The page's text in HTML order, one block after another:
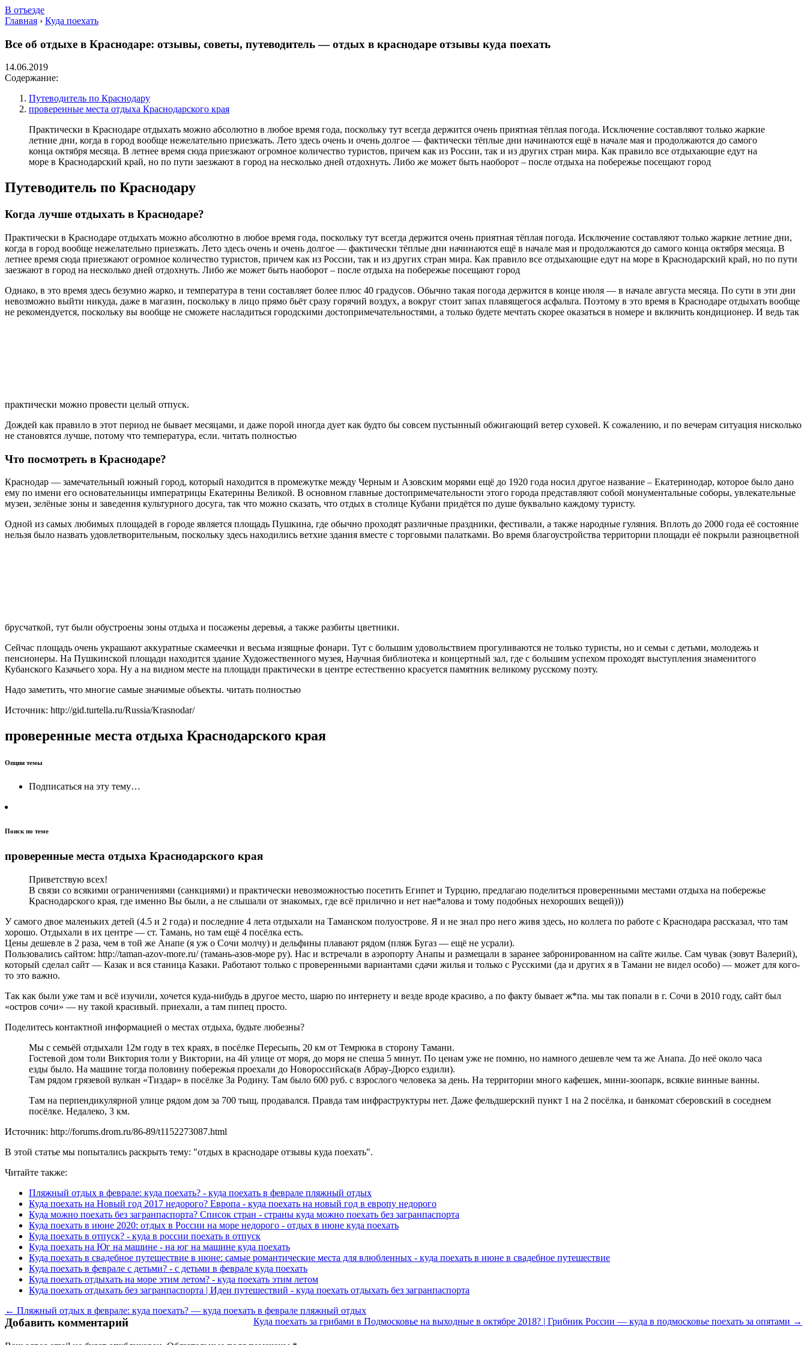
В отъезде
Главная › Куда поехать
Все об отдыхе в Краснодаре: отзывы, советы, путеводитель — отдых в краснодаре отзывы куда поехать
14.06.2019
Содержание:
Путеводитель по Краснодару
проверенные места отдыха Краснодарского края
Практически в Краснодаре отдыхать можно абсолютно в любое время года, поскольку тут всегда держится очень приятная тёплая погода. Исключение составляют только жаркие
летние дни, когда в город вообще нежелательно приезжать. Лето здесь очень и очень долгое — фактически тёплые дни начинаются ещё в начале мая и продолжаются до самого
конца октября месяца. В летнее время сюда приезжают огромное количество туристов, причем как из России, так и из других стран мира. Как правило все отдыхающие едут на
море в Краснодарский край, но по пути заезжают в город на несколько дней отдохнуть. Либо же может быть наоборот – после отдыха на побережье посещают город
Путеводитель по Краснодару
Когда лучше отдыхать в Краснодаре?
Практически в Краснодаре отдыхать можно абсолютно в любое время года, поскольку тут всегда держится очень приятная тёплая погода. Исключение составляют только жаркие летние дни,
когда в город вообще нежелательно приезжать. Лето здесь очень и очень долгое — фактически тёплые дни начинаются ещё в начале мая и продолжаются до самого конца октября месяца. В
летнее время сюда приезжают огромное количество туристов, причем как из России, так и из других стран мира. Как правило все отдыхающие едут на море в Краснодарский край, но по пути
заезжают в город на несколько дней отдохнуть. Либо же может быть наоборот – после отдыха на побережье посещают город
Однако, в это время здесь безумно жарко, и температура в тени составляет более плюс 40 градусов. Обычно такая погода держится в конце июля — в начале августа месяца. По сути в эти дни
невозможно выйти никуда, даже в магазин, поскольку в лицо прямо бьёт сразу горячий воздух, а вокруг стоит запах плавящегося асфальта. Поэтому в это время в Краснодаре отдыхать вообще
не рекомендуется, поскольку вы вообще не сможете насладиться городскими достопримечательностями, а только будете мечтать скорее оказаться в номере и включить кондиционер. И ведь так
практически можно провести целый отпуск.
Дождей как правило в этот период не бывает месяцами, и даже порой иногда дует как будто бы совсем пустынный обжигающий ветер суховей. К сожалению, и по вечерам ситуация нисколько
не становятся лучше, потому что температура, если. читать полностью
Что посмотреть в Краснодаре?
Краснодар — замечательный южный город, который находится в промежутке между Черным и Азовским морями ещё до 1920 года носил другое название – Екатеринодар, которое было дано
ему по имени его основательницы императрицы Екатерины Великой. В основном главные достопримечательности этого города представляют собой монументальные соборы, увлекательные
музеи, зелёные зоны и заведения культурного досуга, так что можно сказать, что отдых в столице Кубани придётся по душе буквально каждому туристу.
Одной из самых любимых площадей в городе является площадь Пушкина, где обычно проходят различные праздники, фестивали, а также народные гуляния. Вплоть до 2000 года её состояние
нельзя было назвать удовлетворительным, поскольку здесь находились ветхие здания вместе с торговыми палатками. Во время благоустройства территории площади её покрыли разноцветной
брусчаткой, тут были обустроены зоны отдыха и посажены деревья, а также разбиты цветники.
Сейчас площадь очень украшают аккуратные скамеечки и весьма изящные фонари. Тут с большим удовольствием прогуливаются не только туристы, но и семьи с детьми, молодежь и
пенсионеры. На Пушкинской площади находится здание Художественного музея, Научная библиотека и концертный зал, где с большим успехом проходят выступления знаменитого
Кубанского Казачьего хора. Ну а на видном месте на площади практически в центре естественно красуется памятник великому русскому поэту.
Надо заметить, что многие самые значимые объекты. читать полностью
Источник: http://gid.turtella.ru/Russia/Krasnodar/
проверенные места отдыха Краснодарского края
Опции темы
Подписаться на эту тему…
Поиск по теме
проверенные места отдыха Краснодарского края
Приветствую всех!
В связи со всякими ограничениями (санкциями) и практически невозможностью посетить Египет и Турцию, предлагаю поделиться проверенными местами отдыха на побережье
Краснодарского края, где именно Вы были, а не слышали от знакомых, где всё прилично и нет нае*алова и тому подобных нехороших вещей)))
У самого двое маленьких детей (4.5 и 2 года) и последние 4 лета отдыхали на Таманском полуострове. Я и не знал про него живя здесь, но коллега по работе с Краснодара рассказал, что там
хорошо. Отдыхали в их центре — ст. Тамань, но там ещё 4 посёлка есть.
Цены дешевле в 2 раза, чем в той же Анапе (я уж о Сочи молчу) и дельфины плавают рядом (пляж Бугаз — ещё не усрали).
Пользовались сайтом: http://taman-azov-more.ru/ (тамань-азов-море ру). Нас и встречали в аэропорту Анапы и размещали в заранее забронированном на сайте жилье. Сам чувак (зовут Валерий),
который сделал сайт — Казак и вся станица Казаки. Работают только с проверенными вариантами сдачи жилья и только с Русскими (да и других я в Тамани не видел особо) — может для кого-
то это важно.
Так как были уже там и всё изучили, хочется куда-нибудь в другое место, шарю по интернету и везде вроде красиво, а по факту бывает ж*па. мы так попали в г. Сочи в 2010 году, сайт был
«остров сочи» — ну такой красивый. приехали, а там пипец просто.
Поделитесь контактной информацией о местах отдыха, будьте любезны?
Мы с семьёй отдыхали 12м году в тех краях, в посёлке Пересыпь, 20 км от Темрюка в сторону Тамани.
Гостевой дом толи Виктория толи у Виктории, на 4й улице от моря, до моря не спеша 5 минут. По ценам уже не помню, но намного дешевле чем та же Анапа. До неё около часа
езды было. На машине тогда половину побережья проехали до Новороссийска(в Абрау-Дюрсо ездили).
Там рядом грязевой вулкан «Тиздар» в посёлке За Родину. Там было 600 руб. с взрослого человека за день. На территории много кафешек, мини-зоопарк, всякие винные ванны.
Там на перпендикулярной улице рядом дом за 700 тыщ. продавался. Правда там инфраструктуры нет. Даже фельдшерский пункт 1 на 2 посёлка, и банкомат сберовский в соседнем
посёлке. Недалеко, 3 км.
Источник: http://forums.drom.ru/86-89/t1152273087.html
В этой статье мы попытались раскрыть тему: "отдых в краснодаре отзывы куда поехать".
Читайте также:
Пляжный отдых в феврале: куда поехать? - куда поехать в феврале пляжный отдых
Куда поехать на Новый год 2017 недорого? Европа - куда поехать на новый год в европу недорого
Куда можно поехать без загранпаспорта? Список стран - страны куда можно поехать без загранпаспорта
Куда поехать в июне 2020: отдых в России на море недорого - отдых в июне куда поехать
Куда поехать в отпуск? - куда в россии поехать в отпуск
Куда поехать на Юг на машине - на юг на машине куда поехать
Куда поехать в свадебное путешествие в июне: самые романтические места для влюбленных - куда поехать в июне в свадебное путешествие
Куда поехать в феврале с детьми? - с детьми в феврале куда поехать
Куда поехать отдыхать на море этим летом? - куда поехать этим летом
Куда поехать отдыхать без загранпаспорта | Идеи путешествий - куда поехать отдыхать без загранпаспорта
← Пляжный отдых в феврале: куда поехать? — куда поехать в феврале пляжный отдых
Куда поехать за грибами в Подмосковье на выходные в октябре 2018? | Грибник России — куда в подмосковье поехать за опятами →
Добавить комментарий